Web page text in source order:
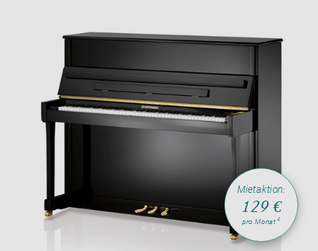
Mietaktion:
129 €
pro Monat4